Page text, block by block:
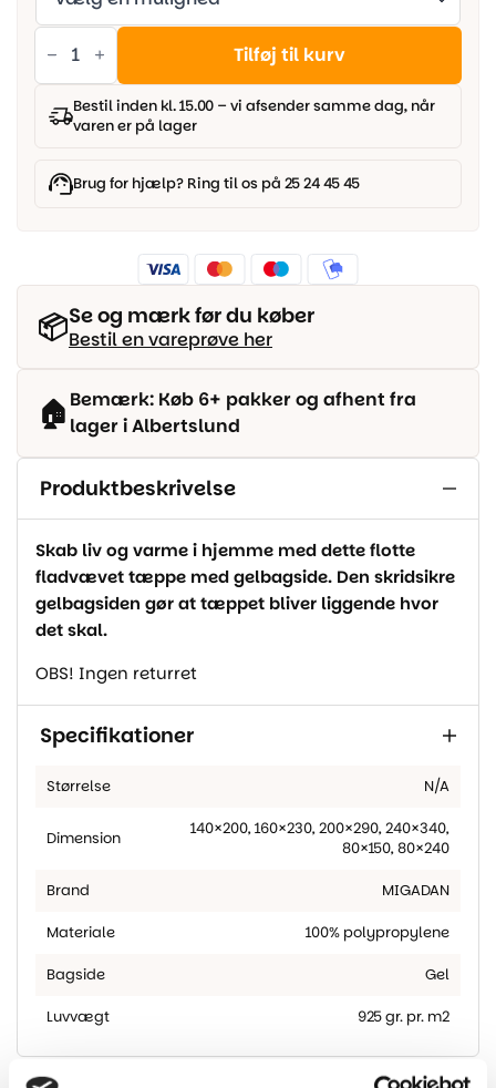
2.499,00 kr.
Italy,
Grå
Fladvævet
tæppe
antal
Tilføj til kurv
Bestil inden kl. 15.00 – vi afsender samme dag, når
varen er på lager
Brug for hjælp? Ring til os på 25 24 45 45
📦Se og mærk før du køber
Bestil en vareprøve her
🏠 Bemærk: Køb 6+ pakker og afhent fra
lager i Albertslund
Produktbeskrivelse
Skab liv og varme i hjemme med dette flotte
fladvævet tæppe med gelbagside. Den skridsikre
gelbagsiden gør at tæppet bliver liggende hvor
det skal.
OBS! Ingen returret
Specifikationer
Størrelse N/A
Dimension
140×200,160×230,200×290,240×340,
80×150,80×240
Brand MIGADAN
Materiale 100% polypropylene
Bagside Gel
Luvvægt 925 gr. pr. m2